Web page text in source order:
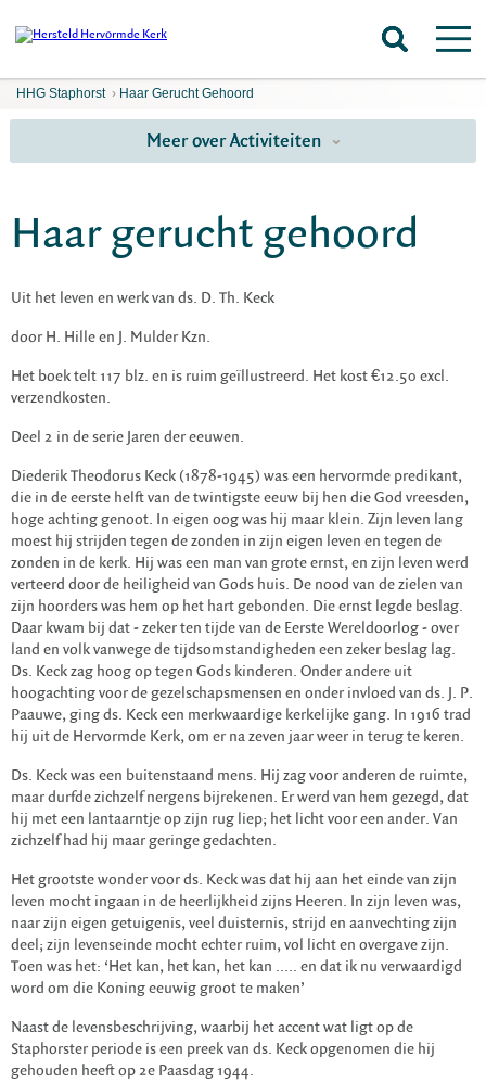
HHG Staphorst › Haar Gerucht Gehoord
Meer over Activiteiten
Haar gerucht gehoord
Uit het leven en werk van ds. D. Th. Keck
door H. Hille en J. Mulder Kzn.
Het boek telt 117 blz. en is ruim geïllustreerd. Het kost €12.50 excl.
verzendkosten.
Deel 2 in de serie Jaren der eeuwen.
Diederik Theodorus Keck (1878-1945) was een hervormde predikant,
die in de eerste helft van de twintigste eeuw bij hen die God vreesden,
hoge achting genoot. In eigen oog was hij maar klein. Zijn leven lang
moest hij strijden tegen de zonden in zijn eigen leven en tegen de
zonden in de kerk. Hij was een man van grote ernst, en zijn leven werd
verteerd door de heiligheid van Gods huis. De nood van de zielen van
zijn hoorders was hem op het hart gebonden. Die ernst legde beslag.
Daar kwam bij dat - zeker ten tijde van de Eerste Wereldoorlog - over
land en volk vanwege de tijdsomstandigheden een zeker beslag lag.
Ds. Keck zag hoog op tegen Gods kinderen. Onder andere uit
hoogachting voor de gezelschapsmensen en onder invloed van ds. J. P.
Paauwe, ging ds. Keck een merkwaardige kerkelijke gang. In 1916 trad
hij uit de Hervormde Kerk, om er na zeven jaar weer in terug te keren.
Ds. Keck was een buitenstaand mens. Hij zag voor anderen de ruimte,
maar durfde zichzelf nergens bijrekenen. Er werd van hem gezegd, dat
hij met een lantaarntje op zijn rug liep; het licht voor een ander. Van
zichzelf had hij maar geringe gedachten.
Het grootste wonder voor ds. Keck was dat hij aan het einde van zijn
leven mocht ingaan in de heerlijkheid zijns Heeren. In zijn leven was,
naar zijn eigen getuigenis, veel duisternis, strijd en aanvechting zijn
deel; zijn levenseinde mocht echter ruim, vol licht en overgave zijn.
Toen was het: ‘Het kan, het kan, het kan ….. en dat ik nu verwaardigd
word om die Koning eeuwig groot te maken’
Naast de levensbeschrijving, waarbij het accent wat ligt op de
Staphorster periode is een preek van ds. Keck opgenomen die hij
gehouden heeft op 2e Paasdag 1944.